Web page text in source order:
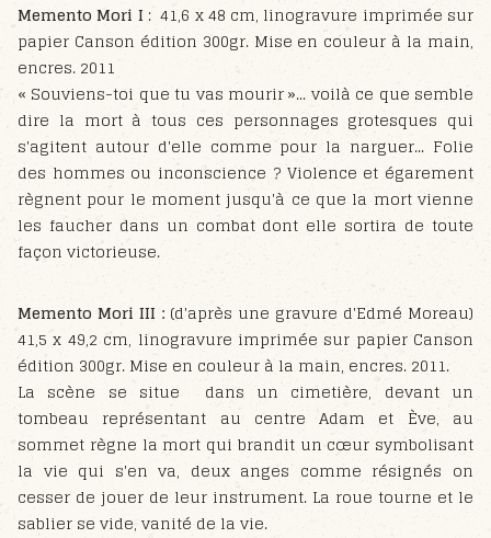
Memento Mori I : 41,6 x 48 cm, linogravure imprimée sur
papier Canson édition 300gr. Mise en couleur à la main,
encres. 2011
« Souviens-toi que tu vas mourir »... voilà ce que semble
dire la mort à tous ces personnages grotesques qui
s'agitent autour d'elle comme pour la narguer... Folie
des hommes ou inconscience ? Violence et égarement
règnent pour le moment jusqu'à ce que la mort vienne
les faucher dans un combat dont elle sortira de toute
façon victorieuse.
Memento Mori III : (d'après une gravure d'Edmé Moreau)
41,5 x 49,2 cm, linogravure imprimée sur papier Canson
édition 300gr. Mise en couleur à la main, encres. 2011.
La scène se situe dans un cimetière, devant un
tombeau représentant au centre Adam et Ève, au
sommet règne la mort qui brandit un cœur symbolisant
la vie qui s'en va, deux anges comme résignés on
cesser de jouer de leur instrument. La roue tourne et le
sablier se vide, vanité de la vie.